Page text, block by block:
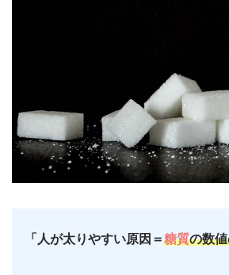
「人が太りやすい原因＝糖質の数